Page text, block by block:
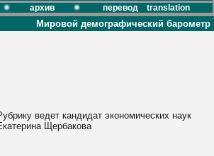
архив перевод translation
Мировой демографический барометр
ведет кандидат экономических наук
Щербакова